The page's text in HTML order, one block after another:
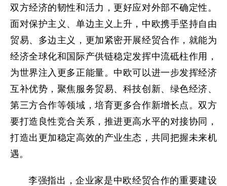
双方经济的韧性和活力，更好应对外部不确定性。
面对保护主义、单边主义上升，中欧携手坚持自由
贸易、多边主义，更加紧密开展经贸合作，就能为
经济全球化和国际产供链稳定发挥中流砥柱作用，
为世界注入更多正能量。中欧可以进一步发挥经济
互补优势，聚焦服务贸易、科技创新、绿色经济、
第三方合作等领域，培育更多合作新增长点。双方
要打造良性竞合关系，推进更高水平的对接协同，
打造出更加稳定高效的产业生态，共同把握未来机
遇。
李强指出，企业家是中欧经贸合作的重要建设